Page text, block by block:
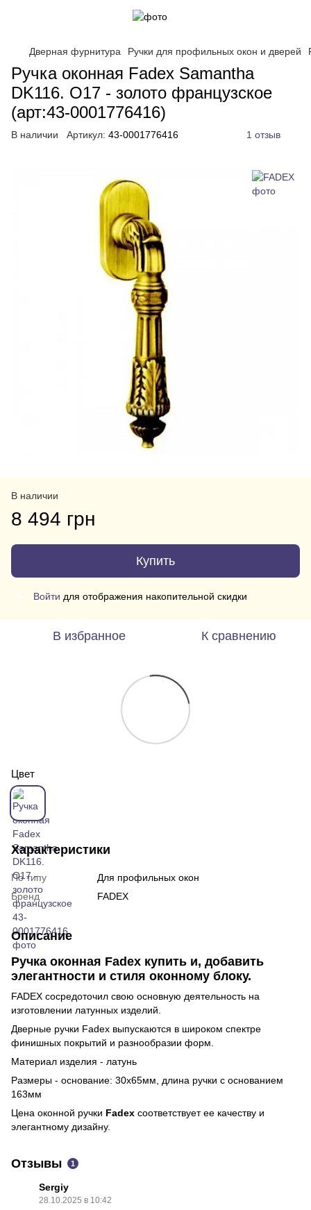
Дверная фурнитура Ручки для профильных окон и дверей
Ручка оконная Fadex Samantha
DK116. O17 - золото французское
(арт:43-0001776416)
В наличии Артикул: 43-0001776416 1 отзыв
В наличии
8 494 грн
Купить
Войти для отображения накопительной скидки
В избранное К сравнению
Цвет
Характеристики
По типу
Для профильных окон
Бренд
FADEX
Описание
Ручка оконная Fadex купить и, добавить
элегантности и стиля оконному блоку.
FADEX сосредоточил свою основную деятельность на
изготовлении латунных изделий.
Дверные ручки Fadex выпускаются в широком спектре
финишных покрытий и разнообразии форм.
Материал изделия - латунь
Размеры - основание: 30х65мм, длина ручки с основанием
163мм
Цена оконной ручки Fadex соответствует ее качеству и
элегантному дизайну.
Отзывы 1
Sergiy
28.10.2025 в 10:42